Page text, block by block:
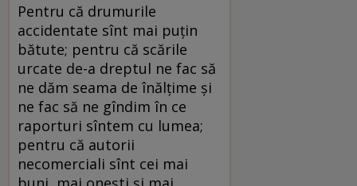
Pentru că drumurile
accidentate sînt mai puţin
bătute; pentru că scările
urcate de-a dreptul ne fac să
ne dăm seama de înălţime şi
ne fac să ne gîndim în ce
raporturi sîntem cu lumea;
pentru că autorii
necomerciali sînt cei mai